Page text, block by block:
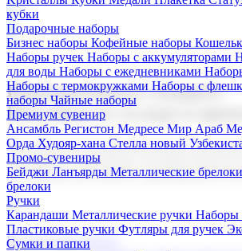
кубки
Подарочные наборы
Бизнес наборы Кофейные наборы
Наборы ручек Наборы с аккумуляторами
для воды Наборы с ежедневниками
Наборы с термокружками Наборы с
наборы Чайные наборы
Премиум сувенир
Ансамбль Регистон Медресе Мир Араб
Орда Худояр-хана Стелла новый
Промо-сувениры
Бейджи Ланъярды Металлические брелоки
брелоки
Ручки
Карандаши Металлические ручки Наборы
Пластиковые ручки Футляры для ручек
Сумки и папки
Корпоративные подарки
Поставка со склада и
Мы предлагаем широкий выбор
сувениров с логотипом. В нашем каталоге
продукцию для бизнеса, мероприятия и
Подарочные наборы